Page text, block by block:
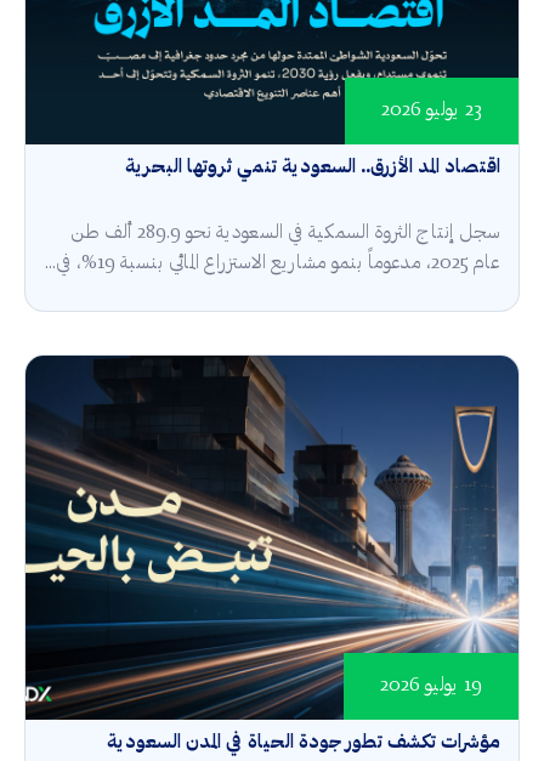
اقتصاد المد الأزرق.. السعودية تنمي ثروتها البحرية
23 يوليو 2026
سجل إنتاج الثروة السمكية في السعودية نحو 289.9 ألف طن
عام 2025، مدعوماً بنمو مشاريع الاستزراع المائي بنسبة 19%، في...
مؤشرات تكشف تطور جودة الحياة في المدن السعودية
19 يوليو 2026